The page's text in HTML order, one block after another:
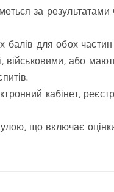
за
балів для обох
військовими, або
кабінет,
що включає оцінки